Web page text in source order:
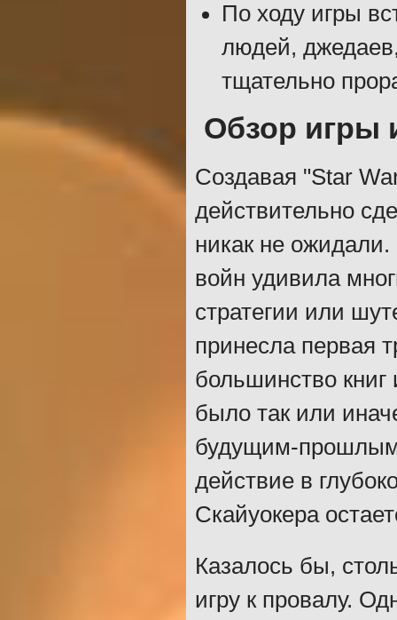
По ходу игры
людей,
тщательно
Обзор игры
Создавая "Star
действительно
никак не
войн удивила
стратегии или
принесла первая
большинство
было так или
будущим-
действие в
Скайуокера
Казалось бы,
игру к провалу.